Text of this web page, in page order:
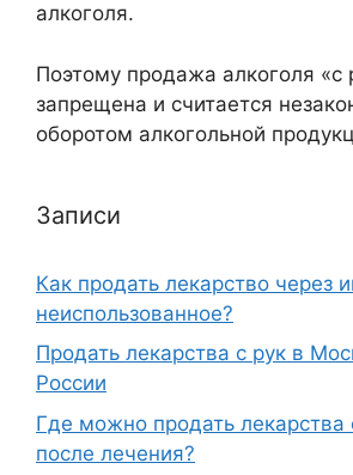
алкоголя.
Поэтому продажа алкоголя «с
запрещена и считается
оборотом алкогольной
Записи
Как продать лекарство через
неиспользованное?
Продать лекарства с рук в
России
Где можно продать лекарства
после лечения?